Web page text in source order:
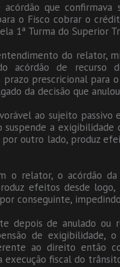
acórdão que
o Fisco cobrar o
1ª Turma do Superior
do relator,
acórdão de recurso
prescricional para
da decisão que
ao sujeito
suspende a
por outro lado, produz
o relator, o acórdão
efeitos desde
conseguinte,
depois de anulado
de exigibilidade,
ao direito então
execução fiscal do